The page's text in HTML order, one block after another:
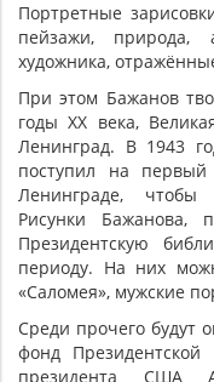
Портретные
пейзажи, природа,
художника,
При этом Бажанов
годы XX века,
Ленинград. В 1943
поступил на первый
Ленинграде, чтобы
Рисунки Бажанова,
Президентскую
периоду. На них
«Саломея», мужские
Среди прочего будут
фонд
президента США